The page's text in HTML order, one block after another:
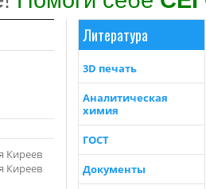
Киреев
Киреев
Литература
3D печать
Аналитическая
химия
ГОСТ
Документы